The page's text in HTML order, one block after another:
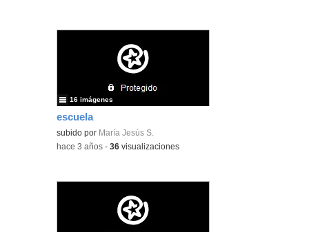
escuela
subido por María Jesús S.
16 imágenes
-hace 3 años -36 visualizaciones